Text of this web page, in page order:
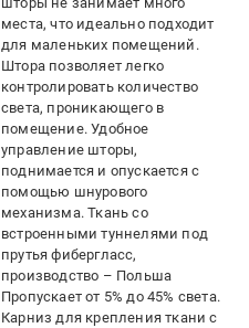
места, что идеально подходит
для маленьких помещений.
Штора позволяет легко
контролировать количество
света, проникающего в
помещение. Удобное
управление шторы,
поднимается и опускается с
помощью шнурового
механизма. Ткань со
встроенными туннелями под
прутья фибергласс,
производство – Польша
Пропускает от 5% до 45% света.
Карниз для крепления ткани с